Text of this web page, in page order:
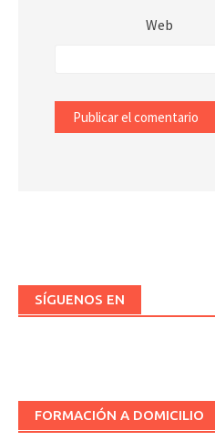
Web
SÍGUENOS EN
FORMACIÓN A DOMICILIO